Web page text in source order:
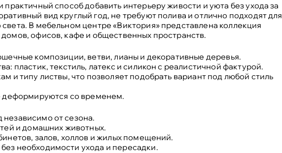
способ добавить интерьеру живости и уюта без ухода за
вид круглый год, не требуют полива и отлично подходят для
В мебельном центре «Виктория» представлена коллекция
офисов, кафе и общественных пространств.
композиции, ветви, лианы и декоративные деревья.
пластик, текстиль, латекс и силикон с реалистичной фактурой.
и типу листвы, что позволяет подобрать вариант под любой стиль
деформируются со временем.
от сезона.
и домашних животных.
залов, холлов и жилых помещений.
необходимости ухода и пересадки.